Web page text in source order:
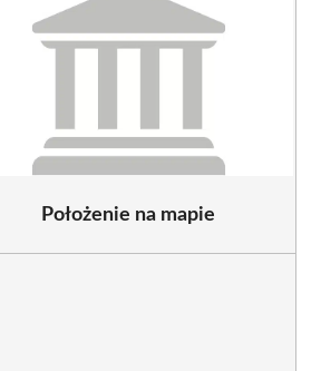
Położenie na mapie